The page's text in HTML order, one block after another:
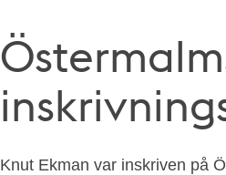
Knut Ekman var inskriven på